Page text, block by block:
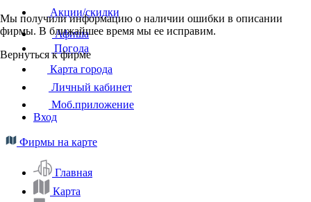
Мы получили информацию о наличии ошибки в описании
фирмы. В ближайшее время мы ее исправим.
Вернуться к фирме
Акции/скидки
Афиша
Погода
Карта города
Личный кабинет
Моб.приложение
Вход
Фирмы на карте
Главная
Карта